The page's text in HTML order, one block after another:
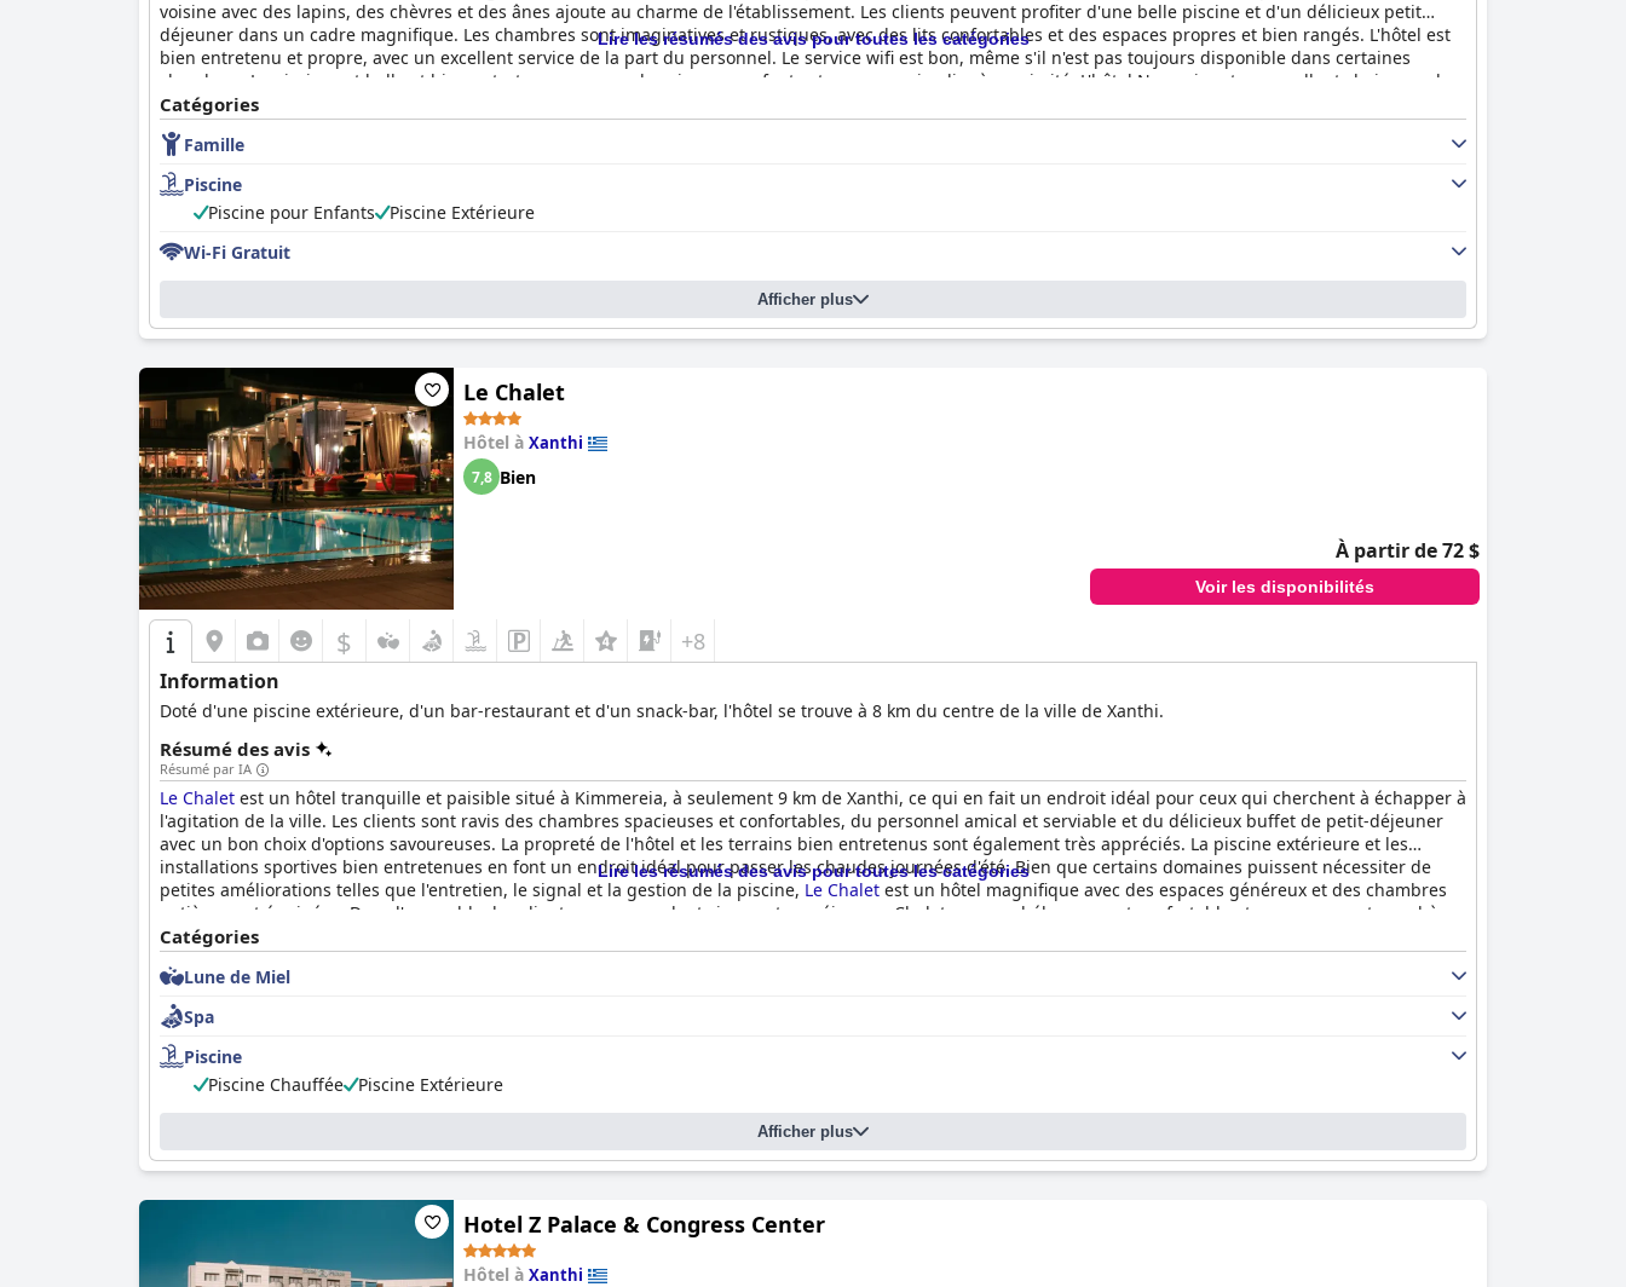
voisine avec des lapins, des chèvres et des ânes ajoute au charme de l'établissement. Les clients peuvent profiter d'une belle piscine et d'un délicieux petit
déjeuner dans un cadre magnifique. Les chambres sont imaginatives et rustiques, avec des lits confortables et des espaces propres et bien rangés. L'hôtel est
bien entretenu et propre, avec un excellent service de la part du personnel. Le service wifi est bon, même s'il n'est pas toujours disponible dans certaines
chambres. La piscine est belle et bien entretenue, avec un bassin pour enfants et un parc animalier à proximité. L'hôtel Nemesis est un excellent choix pour les
familles, avec de nombreuses attractions adaptées aux enfants de tous âges. Bien que certains clients aient signalé des problèmes avec les lits, la majorité
d'entre eux ont passé un séjour confortable et agréable. Dans l'ensemble, l'hôtel Nemesis est un choix parfait pour ceux qui souhaitent explorer les environs ou
échapper au chaos de la ville et profiter d'un hébergement paisible et bien conçu, proche de la nature.
Lire les résumés des avis pour toutes les catégories
Catégories
Famille
Piscine
Piscine pour Enfants
Piscine Extérieure
Wi-Fi Gratuit
Afficher plus
Le Chalet
Hôtel à Xanthi
7,8 Bien
À partir de 72 $
Voir les disponibilités
$ +8
Information
Doté d'une piscine extérieure, d'un bar-restaurant et d'un snack-bar, l'hôtel se trouve à 8 km du centre de la ville de Xanthi.
Résumé des avis
Résumé par IA
Le Chalet est un hôtel tranquille et paisible situé à Kimmereia, à seulement 9 km de Xanthi, ce qui en fait un endroit idéal pour ceux qui cherchent à échapper à
l'agitation de la ville. Les clients sont ravis des chambres spacieuses et confortables, du personnel amical et serviable et du délicieux buffet de petit-déjeuner
avec un bon choix d'options savoureuses. La propreté de l'hôtel et les terrains bien entretenus sont également très appréciés. La piscine extérieure et les
installations sportives bien entretenues en font un endroit idéal pour passer les chaudes journées d'été. Bien que certains domaines puissent nécessiter de
petites améliorations telles que l'entretien, le signal et la gestion de la piscine, Le Chalet est un hôtel magnifique avec des espaces généreux et des chambres
entièrement équipées. Dans l'ensemble, les clients recommandent vivement un séjour au Chalet pour un hébergement confortable et propre, une atmosphère
chaleureuse et accueillante et un bon rapport qualité-prix.
Lire les résumés des avis pour toutes les catégories
Catégories
Lune de Miel
Spa
Piscine
Piscine Chauffée
Piscine Extérieure
Afficher plus
Hotel Z Palace & Congress Center
Hôtel à Xanthi